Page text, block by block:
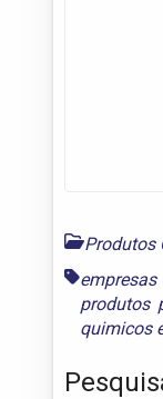
Produtos
produtos
quimicos